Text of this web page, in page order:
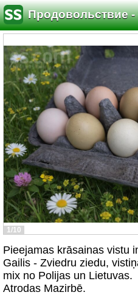
Продовольствие
1/10
Pieejamas krāsainas vistu
Gailis - Zviedru ziedu,
mix no Polijas un Lietuvas.
Atrodas Mazirbē.